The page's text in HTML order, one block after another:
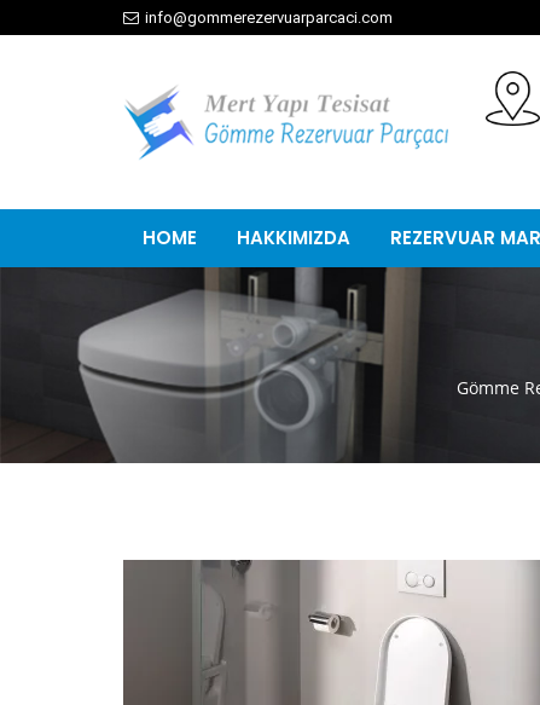
info@gommerezervuarparcaci.com
HOME HAKKIMIZDA REZERVUAR
Gömme